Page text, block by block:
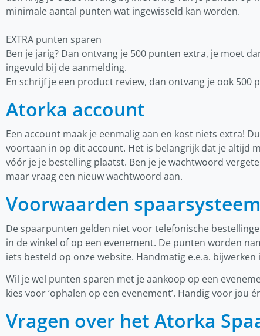
minimale aantal punten wat ingewisseld kan worden.
EXTRA punten sparen
Ben je jarig? Dan ontvang je 500 punten extra, je moet
ingevuld bij de aanmelding.
En schrijf je een product review, dan ontvang je ook 500
Atorka account
Een account maak je eenmalig aan en kost niets extra!
voortaan in op dit account. Het is belangrijk dat je altijd
vóór je je bestelling plaatst. Ben je je wachtwoord
maar vraag een nieuw wachtwoord aan.
Voorwaarden spaarsysteem
De spaarpunten gelden niet voor telefonische
in de winkel of op een evenement. De punten worden
iets besteld op onze website. Handmatig e.e.a. bijwerken
Wil je wel punten sparen met je aankoop op een
kies voor ‘ophalen op een evenement’. Handig voor jou
Vragen over het Atorka